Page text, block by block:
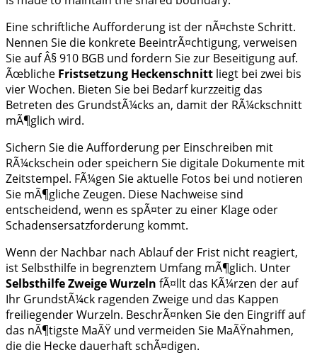
Eine schriftliche Aufforderung ist der nÃ¤chste Schritt.
Nennen Sie die konkrete BeeintrÃ¤chtigung, verweisen
Sie auf Â§ 910 BGB und fordern Sie zur Beseitigung auf.
Ãœbliche Fristsetzung Heckenschnitt liegt bei zwei bis
vier Wochen. Bieten Sie bei Bedarf kurzzeitig das
Betreten des GrundstÃ¼cks an, damit der RÃ¼ckschnitt
mÃ¶glich wird.
Sichern Sie die Aufforderung per Einschreiben mit
RÃ¼ckschein oder speichern Sie digitale Dokumente mit
Zeitstempel. FÃ¼gen Sie aktuelle Fotos bei und notieren
Sie mÃ¶gliche Zeugen. Diese Nachweise sind
entscheidend, wenn es spÃ¤ter zu einer Klage oder
Schadensersatzforderung kommt.
Wenn der Nachbar nach Ablauf der Frist nicht reagiert,
ist Selbsthilfe in begrenztem Umfang mÃ¶glich. Unter
Selbsthilfe Zweige Wurzeln fÃ¤llt das KÃ¼rzen der auf
Ihr GrundstÃ¼ck ragenden Zweige und das Kappen
freiliegender Wurzeln. BeschrÃ¤nken Sie den Eingriff auf
das nÃ¶tigste MaÃŸ und vermeiden Sie MaÃŸnahmen,
die die Hecke dauerhaft schÃ¤digen.